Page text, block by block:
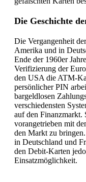
Die Geschichte
Die Vergangenheit
Amerika und in
Ende der 1960er
Verifizierung der
den USA die ATM-
persönlicher PIN
bargeldlosen
verschiedensten
auf den Finanzmarkt.
vorangetrieben mit
den Markt zu
in Deutschland und
den Debit-Karten
Einsatzmöglichkeit.